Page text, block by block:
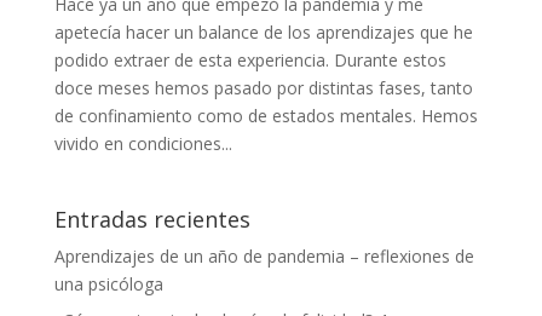
Hace ya un año que empezó la pandemia y me
apetecía hacer un balance de los aprendizajes que he
podido extraer de esta experiencia. Durante estos
doce meses hemos pasado por distintas fases, tanto
de confinamiento como de estados mentales. Hemos
vivido en condiciones...
Entradas recientes
Aprendizajes de un año de pandemia – reflexiones de
una psicóloga